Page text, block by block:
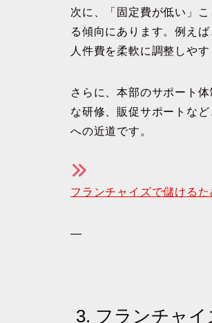
次に、 「固定費が低い」
る傾向にあります。例えば
人件費を柔軟に調整しや
さらに、本部のサポート
な研修、販促サポートな
への近道です。
フランチャイズで儲ける
—
3. フランチャ